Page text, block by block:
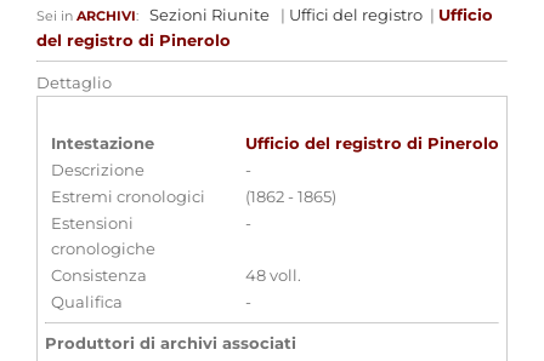
Sei in ARCHIVI: Sezioni Riunite | Uffici del registro | Ufficio
del registro di Pinerolo
Dettaglio
Intestazione
Ufficio del registro di Pinerolo
Descrizione
-
Estremi cronologici
(1862 - 1865)
Estensioni
cronologiche
-
Consistenza
48 voll.
Qualifica
-
Produttori di archivi associati